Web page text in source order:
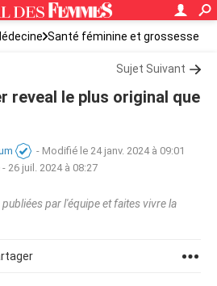
Santé féminine et grossesse
Sujet Suivant
reveal le plus original que
- Modifié le 24 janv. 2024 à 09:01
- 26 juil. 2024 à 08:27
par l'équipe et faites vivre la